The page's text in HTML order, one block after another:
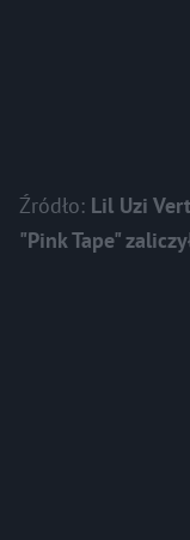
Źródło: Lil Uzi
"Pink Tape"